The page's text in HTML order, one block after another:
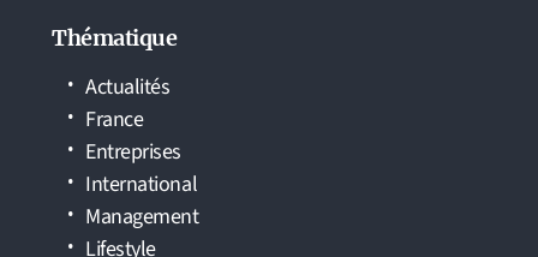
Thématique
Actualités
France
Entreprises
International
Management
Lifestyle